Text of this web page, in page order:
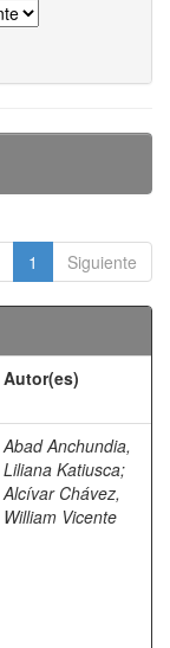
1 Siguiente
Autor(es)
Abad Anchundia,
Liliana Katiusca;
Alcívar Chávez,
William Vicente